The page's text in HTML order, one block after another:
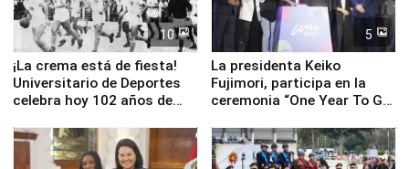
10
¡La crema está de fiesta!
Universitario de Deportes
celebra hoy 102 años de
5
La presidenta Keiko
Fujimori, participa en la
ceremonia “One Year To Go